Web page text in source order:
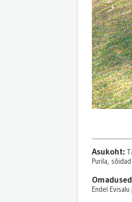
Asukoht:
Purila,
Endel